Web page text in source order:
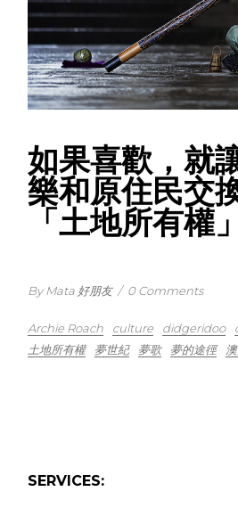
如果喜歡，就
樂和原住民交
「土地所有權
By Mata 好朋友 / 0 Comments
Archie Roach culture didgeridoo
土地所有權
夢世紀 夢歌 夢的途徑
SERVICES: